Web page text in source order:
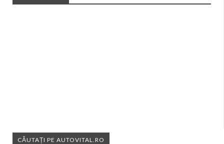
CĂUTAȚI PE AUTOVITAL.RO